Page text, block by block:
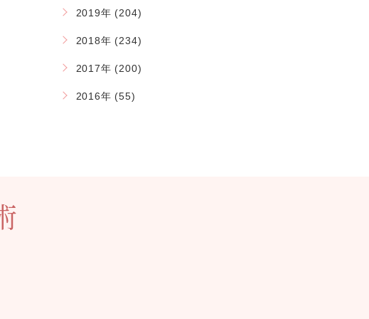
2019年 (204)
2018年 (234)
2017年 (200)
2016年 (55)